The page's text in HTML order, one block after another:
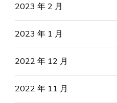
2023 年 2 月
2023 年 1 月
2022 年 12 月
2022 年 11 月